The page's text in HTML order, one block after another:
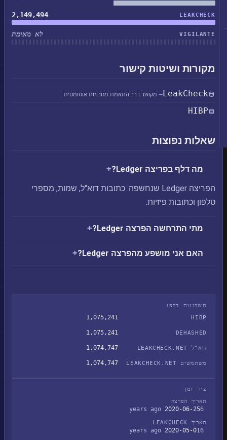
LEAKCHECK
2,149,494
VIGILANTE לא מאומת
מקורות ושיטות קישור
LeakCheck— מקושר דרך התאמת מחרוזות אוטומטית
HIBP
שאלות נפוצות
מה דלף בפריצה Ledger?
הפריצה Ledger שנחשפה: כתובות דוא"ל, שמות, מספרי
טלפון וכתובות פיזיות.
מתי התרחשה הפרצה Ledger?
האם אני מושפע מהפרצה Ledger?
חשבונות דלפו
HIBP
1,075,241
DEHASHED
1,075,241
דוא"ל LEAKCHECK.NET 1,074,747
משתמשים LEAKCHECK.NET 1,074,747
ציר זמן
תאריך הפרצה
2020-06-25
תאריך LEAKCHECK
2020-05-01